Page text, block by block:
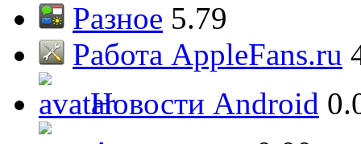
Разное 5.79
Работа AppleFans.ru
Новости Android